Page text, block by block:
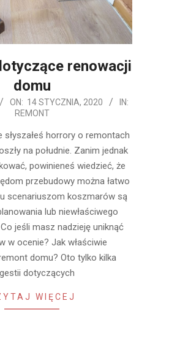
renowacji
domu
ON: 14 STYCZNIA, 2020
IN:
REMONT
słyszałeś horrory o remontach
na południe. Zanim jednak
powinieneś wiedzieć, że
przebudowy można łatwo
scenariuszom koszmarów są
lub niewłaściwego
jeśli masz nadzieję uniknąć
w ocenie? Jak właściwie
domu? Oto tylko kilka
dotyczących
WIĘCEJ